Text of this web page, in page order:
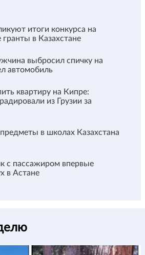
итоги конкурса на
в Казахстане
выбросил спичку на
автомобиль
квартиру на Кипре:
из Грузии за
в школах Казахстана
с пассажиром впервые
в Астане